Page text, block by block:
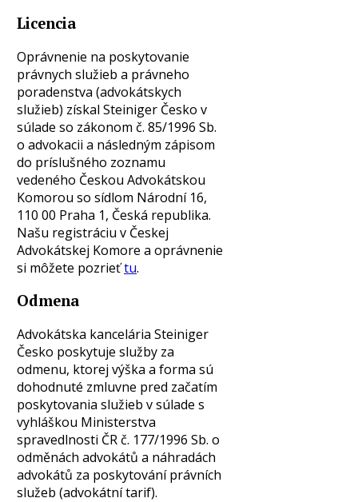
Licencia
Oprávnenie na poskytovanie
právnych služieb a právneho
poradenstva (advokátskych
služieb) získal Steiniger Česko v
súlade so zákonom č. 85/1996 Sb.
o advokacii a následným zápisom
do príslušného zoznamu
vedeného Českou Advokátskou
Komorou so sídlom Národní 16,
110 00 Praha 1, Česká republika.
Našu registráciu v Českej
Advokátskej Komore a oprávnenie
si môžete pozrieťtu.
Odmena
Advokátska kancelária Steiniger
Česko poskytuje služby za
odmenu, ktorej výška a forma sú
dohodnuté zmluvne pred začatím
poskytovania služieb v súlade s
vyhláškou Ministerstva
spravedlnosti ČR č. 177/1996 Sb. o
odměnách advokátů a náhradách
advokátů za poskytování právních
služeb (advokátní tarif).